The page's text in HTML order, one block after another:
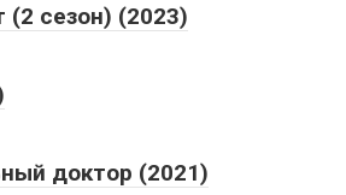
(2 сезон) (2023)
доктор (2021)